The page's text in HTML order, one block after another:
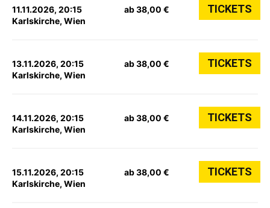
11.11.2026, 20:15
Karlskirche, Wien
ab 38,00 € TICKETS
13.11.2026, 20:15
Karlskirche, Wien
ab 38,00 € TICKETS
14.11.2026, 20:15
Karlskirche, Wien
ab 38,00 € TICKETS
15.11.2026, 20:15
Karlskirche, Wien
ab 38,00 € TICKETS